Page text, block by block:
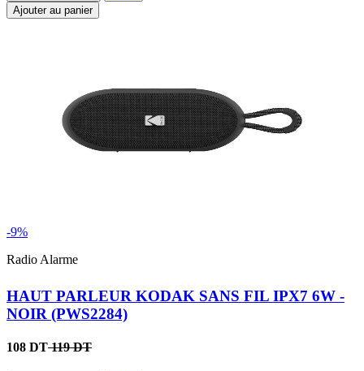
Ajouter au panier
-9%
Radio Alarme
HAUT PARLEUR KODAK SANS FIL IPX7 6W -
NOIR (PWS2284)
108 DT119 DT